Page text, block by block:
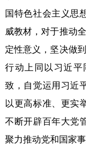
国特色社会主义思
威教材，对于推动
定性意义，坚决做
行动上同以习近平
致，自觉运用习近
以更高标准、更实
不断开辟百年大党
聚力推动党和国家